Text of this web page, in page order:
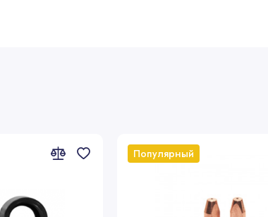
140.0558
Популярный